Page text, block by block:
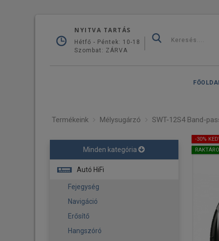
NYITVA TARTÁS
Hétfő - Péntek: 10-18
Szombat: ZÁRVA
Termékeink Mélysugárzó SWT-12S4 Band-
Minden kategória
Autó HiFi
Fejegység
Navigáció
Erősítő
Hangszóró
-30%